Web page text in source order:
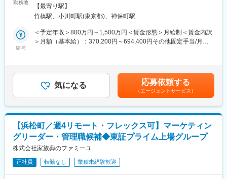
ホテル事業の成長に貢献できます。
■教育体制
職位別研修、ホスピタリティマネジメント研修など、業界トップ
クラスの教育体制を整えています。
■就業環境
将来的には複数ホテルの統括責任者や新規事業推進リーダー等、
経営視点を持つポストを目指せます。
活かし、新しいホテル事業を全国へ展開するフェーズに参画でき
ます。
変更の範囲：会社の定める業務
第二成長期を迎える成長企業にて、財務経理部門の中核を担うマ
ネージャー候補を募集します。
単なるオペレーション管理ではなく、 ・決算早期化 ・経理体制構
築 ・監査法人対応 ・予実管理高度化 など、経営に近い立場で部
門横断的に推進いただくポジションです。
■期待する役割：
財務経理部門のマネージャー候補として、経理実務だけでなく、
事業成長を支える管理体制の構築・改善を推進いただきます。
を期待しています。
経営陣・営業部門・管理部門など、各部署を横断しながら、経理
組織全体をリードいただくポジションです。
■具体的には：
〇経理・決算業務
・月次／四半期／年次決算業務 ・決算早期化の推進 ・B/S・P/L項
勤務地
煙対策：屋内全面禁煙変更の範囲：会社の定める事業所（リモー
トワーク含む）
【最寄り駅】
竹橋駅、小川町駅(東京都)、神保町駅
給与
＜予定年収＞800万円～1,500万円＜賃金形態＞月給制＜賃金内訳
＞月額（基本給）：370,200円～694,400円その他固定手当/月：
無＞有＜残業手当＞有＜給与補足＞■昇給：年1回（1月）■賞与：
年2回（6月、12月）■手当：出張手当、家族手当、役職手当※昨年
度実績：月給5ヶ月分 ※一昨年実績：月給4.7ヶ月分※ご経験に応じ
て給与決定いたします。※上限年収以上のご相談も場合によって可
能。賃金はあくまでも目安の金額であり、選考を通じて上下する
可能性があります。月給(月額)は固定手当を含めた表記です。
気になる 応募依頼する
（エージェントサービス）
【浜松町／週4リモート・フレックス可】マーケティン
グリーダー・管理職候補◆東証プライム上場グループ
株式会社家族葬のファミーユ
正社員 転勤なし 業種未経験歓迎